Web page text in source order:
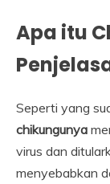
Apa itu
Seperti yang
chikungunya
virus dan
menyebabkan